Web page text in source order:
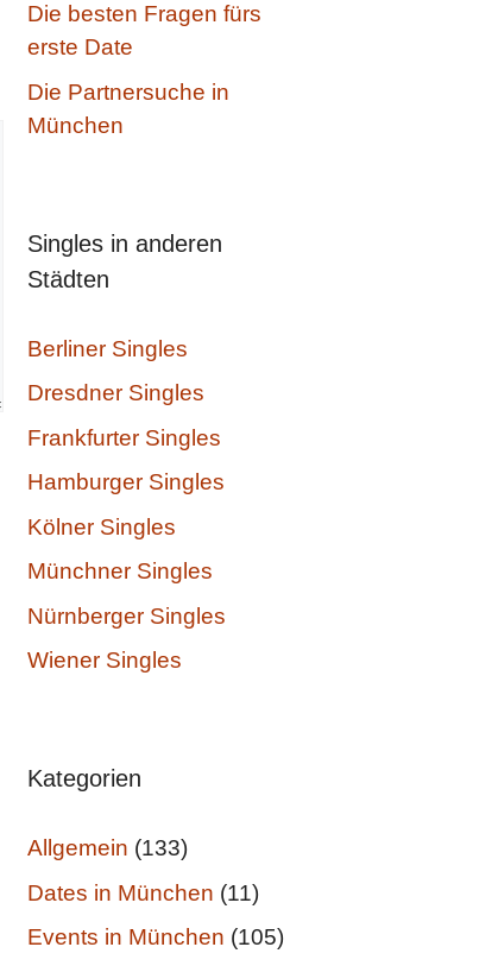
Die besten Fragen fürs
erste Date
Die Partnersuche in
München
Singles in anderen
Städten
Berliner Singles
Dresdner Singles
Frankfurter Singles
Hamburger Singles
Kölner Singles
Münchner Singles
Nürnberger Singles
Wiener Singles
Kategorien
Allgemein (133)
Dates in München (11)
Events in München (105)